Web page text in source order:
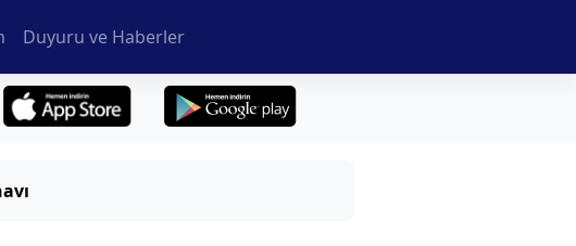
Duyuru ve Haberler